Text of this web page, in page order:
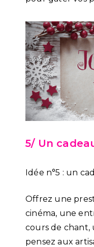
5/ Un
Idée n°5 : un
Offrez une
cinéma, une
cours de chant,
pensez aux